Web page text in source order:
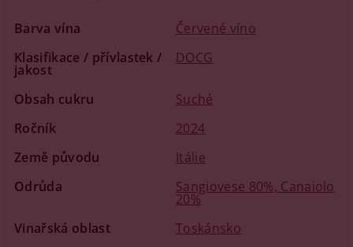
Barva vína
Červené víno
Klasifikace / přívlastek /
jakost
DOCG
Obsah cukru
Suché
Ročník
2024
Země původu
Itálie
Odrůda
Sangiovese 80%, Canaiolo
20%
Vinařská oblast
Toskánsko